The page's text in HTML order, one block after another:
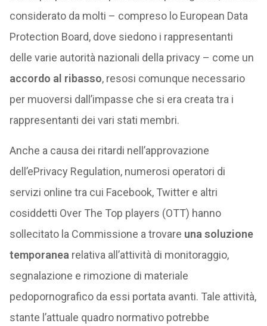
considerato da molti – compreso lo European Data
Protection Board, dove siedono i rappresentanti
delle varie autorità nazionali della privacy – come un
accordo al ribasso, resosi comunque necessario
per muoversi dall’impasse che si era creata tra i
rappresentanti dei vari stati membri.
Anche a causa dei ritardi nell’approvazione
dell’ePrivacy Regulation, numerosi operatori di
servizi online tra cui Facebook, Twitter e altri
cosiddetti Over The Top players (OTT) hanno
sollecitato la Commissione a trovare una soluzione
temporanea relativa all’attività di monitoraggio,
segnalazione e rimozione di materiale
pedopornografico da essi portata avanti. Tale attività,
stante l’attuale quadro normativo potrebbe